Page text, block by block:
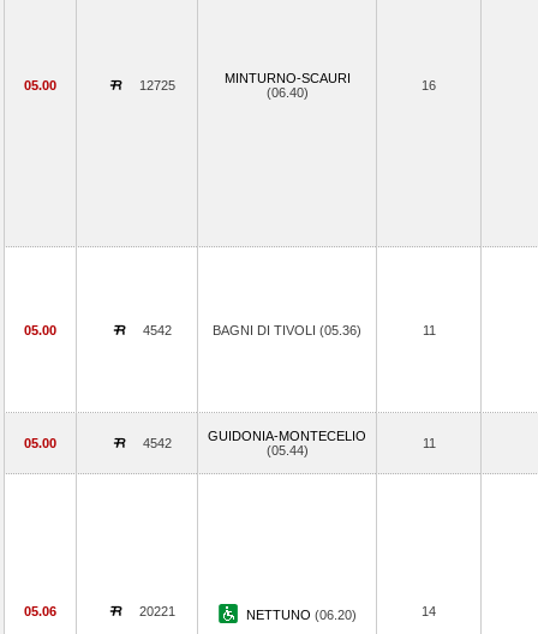
05.00 12725
MINTURNO-SCAURI
(06.40)
16
05.00 4542 BAGNI DI TIVOLI (05.36) 11
05.00 4542
GUIDONIA-MONTECELIO
(05.44)
11
05.06 20221 NETTUNO (06.20) 14